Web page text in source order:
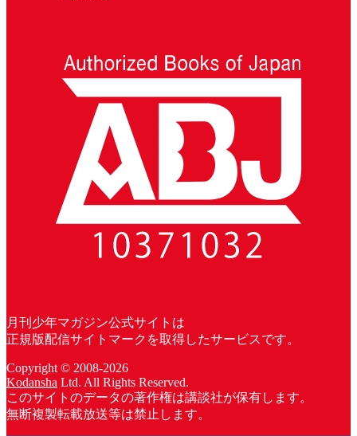
月刊少年マガジン公式サイトは
正規版配信サイトマークを取得したサービスです。
Copyright © 2008-2026
Kodansha Ltd. All Rights Reserved.
このサイトのデータの著作権は講談社が保有します。
無断複製転載放送等は禁止します。